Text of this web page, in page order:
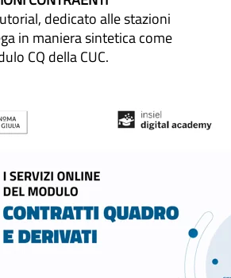
dedicato alle stazioni
in maniera sintetica come
CQ della CUC.